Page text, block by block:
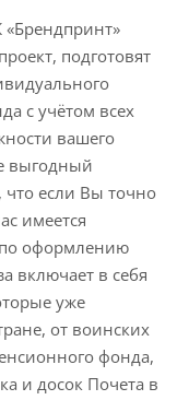
подготовят
с учётом всех
вашего
выгодный
если Вы точно
имеется
оформлению
включает в себя
уже
от воинских
фонда,
и досок Почета в